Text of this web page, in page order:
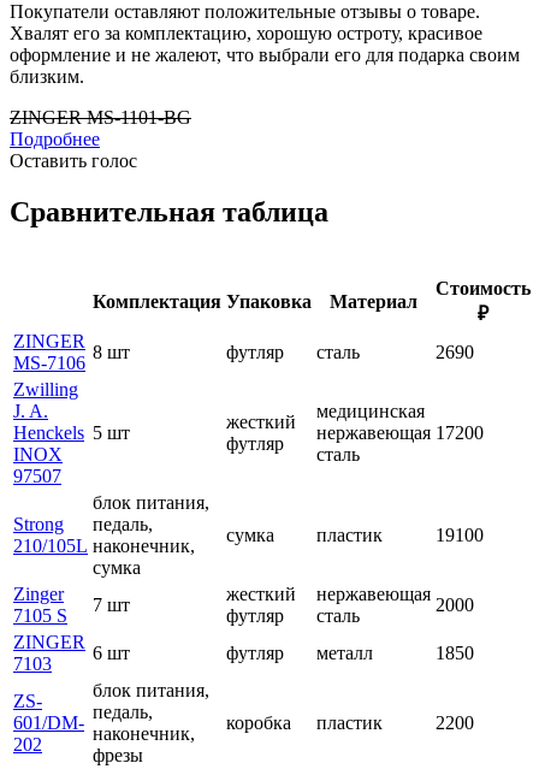
Покупатели оставляют положительные отзывы о товаре.
Хвалят его за комплектацию, хорошую остроту, красивое
оформление и не жалеют, что выбрали его для подарка своим
близким.
ZINGER MS-1101-BG
Подробнее
Оставить голос
Сравнительная таблица
Комплектация Упаковка Материал
Стоимость
₽
ZINGER
MS-7106
8 шт футляр сталь
2690
Zwilling
J. A.
Henckels
INOX
97507
5 шт
жесткий
футляр
медицинская
нержавеющая
сталь
17200
Strong
210/105L
блок питания,
педаль,
наконечник,
сумка
сумка пластик 19100
Zinger
7105 S
7 шт
жесткий
футляр
нержавеющая
сталь
2000
ZINGER
7103
6 шт футляр металл 1850
ZS-
601/DM-
202
блок питания,
педаль,
наконечник,
фрезы
коробка пластик 2200